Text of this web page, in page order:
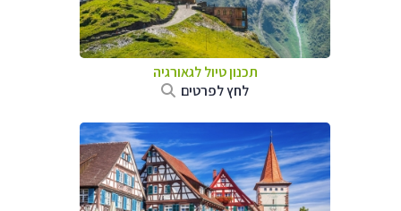
תכנון טיול לגאורגיה
לחץ לפרטים